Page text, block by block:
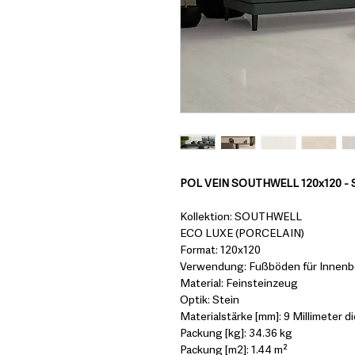
POL VEIN SOUTHWELL 120x120 -
Kollektion: SOUTHWELL
ECO LUXE (PORCELAIN)
Format: 120x120
Verwendung: Fußböden für
Material: Feinsteinzeug
Optik: Stein
Materialstärke [mm]: 9 Millimeter
Packung [kg]: 34.36 kg
Packung [m2]: 1.44 m²